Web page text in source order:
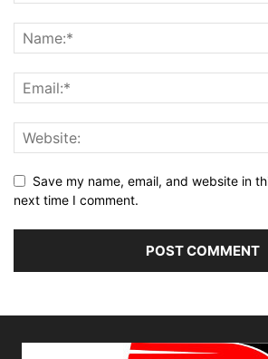
Save my name, email, and website in
next time I comment.